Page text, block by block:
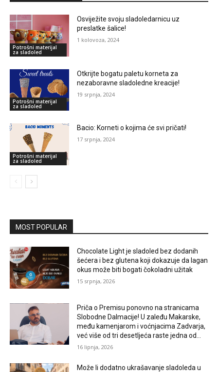
Potrošni materijal
za sladoled
Osviježite svoju sladoledarnicu uz
preslatke šalice!
1 kolovoza, 2024
Potrošni materijal
za sladoled
Otkrijte bogatu paletu korneta za
nezaboravne sladoledne kreacije!
19 srpnja, 2024
Potrošni materijal
za sladoled
Bacio: Korneti o kojima će svi pričati!
17 srpnja, 2024
MOST POPULAR
Chocolate Light je sladoled bez dodanih
šećera i bez glutena koji dokazuje da lagan
okus može biti bogati čokoladni užitak
15 srpnja, 2026
Priča o Premisu ponovno na stranicama
Slobodne Dalmacije! U zaleđu Makarske,
među kamenjarom i voćnjacima Zadvarja,
već više od tri desetljeća raste jedna od...
16 lipnja, 2026
Može li dodatno ukrašavanje sladoleda u